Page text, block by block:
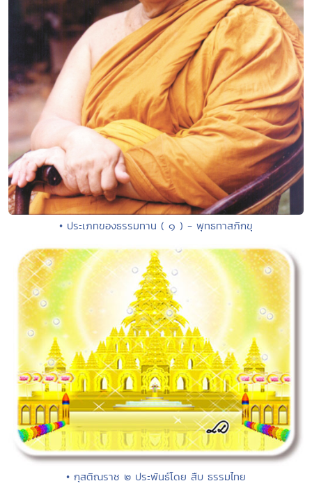
• ประเภทของธรรมทาน ( ๑ ) - พุทธทาสภิกขุ
• กุสติณราช ๒ ประพันธ์โดย สืบ ธรรมไทย